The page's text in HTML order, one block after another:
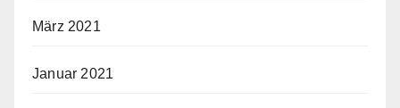
März 2021
Januar 2021